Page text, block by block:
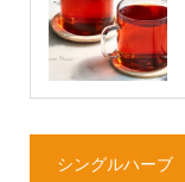
シングルハーブ